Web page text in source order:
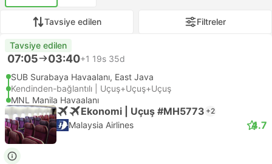
Tavsiye edilen Filtreler
Tavsiye edilen
07:05 03:40+1 19s 35d
SUB Surabaya Havaalanı, East Java
Kendinden-bağlantılı | Uçuş+Uçuş+Uçuş
MNL Manila Havaalanı
Ekonomi | Uçuş #MH5773 +2
Malaysia Airlines 4.7